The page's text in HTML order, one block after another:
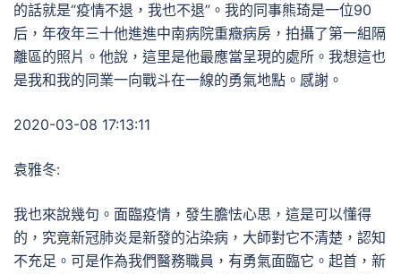
的話就是“疫情不退，我也不退”。我的同事熊琦是一位90
后，年夜年三十他進進中南病院重癥病房，拍攝了第一組隔
離區的照片。他說，這里是他最應當呈現的處所。我想這也
是我和我的同業一向戰斗在一線的勇氣地點。感謝。
2020-03-08 17:13:11
袁雅冬:
我也來說幾句。面臨疫情，發生膽怯心思，這是可以懂得
的，究竟新冠肺炎是新發的沾染病，大師對它不清楚，認知
不充足。可是作為我們醫務職員，有勇氣面臨它。起首，新